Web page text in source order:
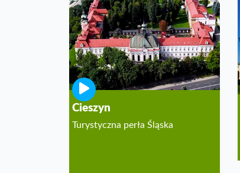
Cieszyn
Turystyczna perła Śląska